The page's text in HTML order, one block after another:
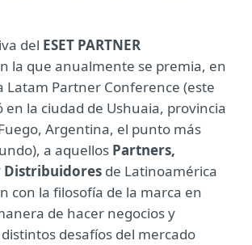
del ESET PARTNER
la que anualmente se premia, en
Latam Partner Conference (este
en la ciudad de Ushuaia, provincia
Argentina, el punto más
a aquellos Partners,
Distribuidores de Latinoamérica
con la filosofía de la marca en
de hacer negocios y
desafíos del mercado